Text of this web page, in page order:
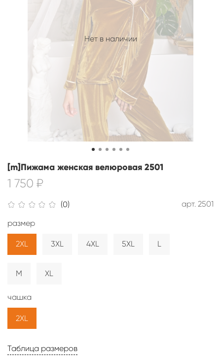
Нет в наличии
(0) арт. 2501
[m]Пижама женская велюровая 2501
1 750 ₽
Таблица размеров
размер
2XL 3XL 4XL 5XL L
M XL
чашка
2XL